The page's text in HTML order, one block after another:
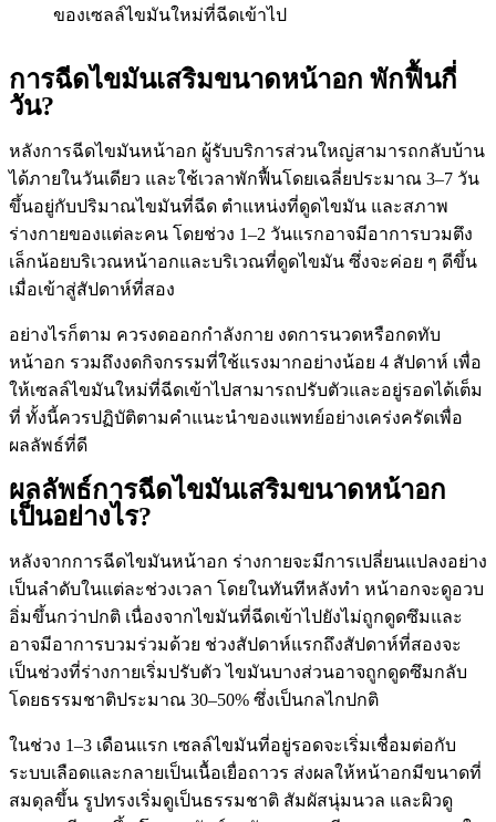
ของเซลล์ไขมันใหม่ที่ฉีดเข้าไป
การฉีดไขมันเสริมขนาดหน้าอก พักฟื้นกี่
วัน?​
หลังการฉีดไขมันหน้าอก ผู้รับบริการส่วนใหญ่สามารถกลับบ้าน
ได้ภายในวันเดียว และใช้เวลาพักฟื้นโดยเฉลี่ยประมาณ 3–7 วัน
ขึ้นอยู่กับปริมาณไขมันที่ฉีด ตำแหน่งที่ดูดไขมัน และสภาพ
ร่างกายของแต่ละคน โดยช่วง 1–2 วันแรกอาจมีอาการบวมตึง
เล็กน้อยบริเวณหน้าอกและบริเวณที่ดูดไขมัน ซึ่งจะค่อย ๆ ดีขึ้น
เมื่อเข้าสู่สัปดาห์ที่สอง
อย่างไรก็ตาม ควรงดออกกำลังกาย งดการนวดหรือกดทับ
หน้าอก รวมถึงงดกิจกรรมที่ใช้แรงมากอย่างน้อย 4 สัปดาห์ เพื่อ
ให้เซลล์ไขมันใหม่ที่ฉีดเข้าไปสามารถปรับตัวและอยู่รอดได้เต็ม
ที่ ทั้งนี้ควรปฏิบัติตามคำแนะนำของแพทย์อย่างเคร่งครัดเพื่อ
ผลลัพธ์ที่ดี
ผลลัพธ์การฉีดไขมันเสริมขนาดหน้าอก
เป็นอย่างไร?
หลังจากการฉีดไขมันหน้าอก ร่างกายจะมีการเปลี่ยนแปลงอย่าง
เป็นลำดับในแต่ละช่วงเวลา โดยในทันทีหลังทำ หน้าอกจะดูอวบ
อิ่มขึ้นกว่าปกติ เนื่องจากไขมันที่ฉีดเข้าไปยังไม่ถูกดูดซึมและ
อาจมีอาการบวมร่วมด้วย ช่วงสัปดาห์แรกถึงสัปดาห์ที่สองจะ
เป็นช่วงที่ร่างกายเริ่มปรับตัว ไขมันบางส่วนอาจถูกดูดซึมกลับ
โดยธรรมชาติประมาณ 30–50% ซึ่งเป็นกลไกปกติ
ในช่วง 1–3 เดือนแรก เซลล์ไขมันที่อยู่รอดจะเริ่มเชื่อมต่อกับ
ระบบเลือดและกลายเป็นเนื้อเยื่อถาวร ส่งผลให้หน้าอกมีขนาดที่
สมดุลขึ้น รูปทรงเริ่มดูเป็นธรรมชาติ สัมผัสนุ่มนวล และผิวดู